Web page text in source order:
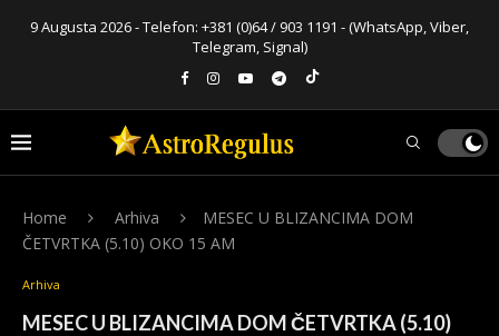
9 Augusta 2026 - Telefon: +381 (0)64 / 903 1191 - (WhatsApp, Viber,
Telegram, Signal)
Home Arhiva
MESEC U BLIZANCIMA DOM
ČETVRTKA (5.10) OKO 15 AM
Arhiva
MESEC U BLIZANCIMA DOM ČETVRTKA (5.10)